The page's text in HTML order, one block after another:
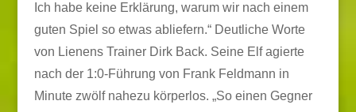
Ich habe keine Erklärung, warum wir nach einem
guten Spiel so etwas abliefern.“ Deutliche Worte
von Lienens Trainer Dirk Back. Seine Elf agierte
nach der 1:0-Führung von Frank Feldmann in
Minute zwölf nahezu körperlos. „So einen Gegner